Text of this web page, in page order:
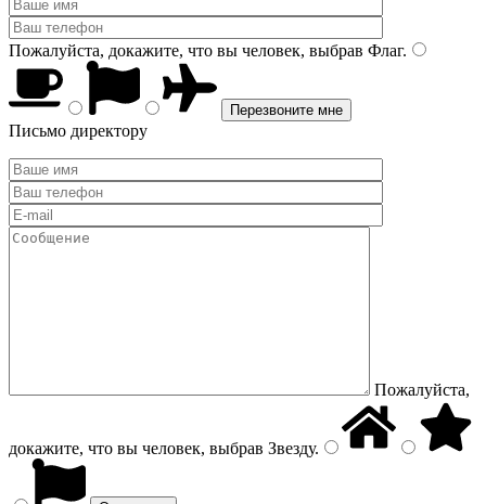
Пожалуйста, докажите, что вы человек, выбрав Флаг.
Письмо директору
Пожалуйста,
докажите, что вы человек, выбрав Звезду.